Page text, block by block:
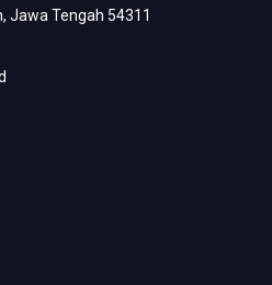
Jawa Tengah 54311